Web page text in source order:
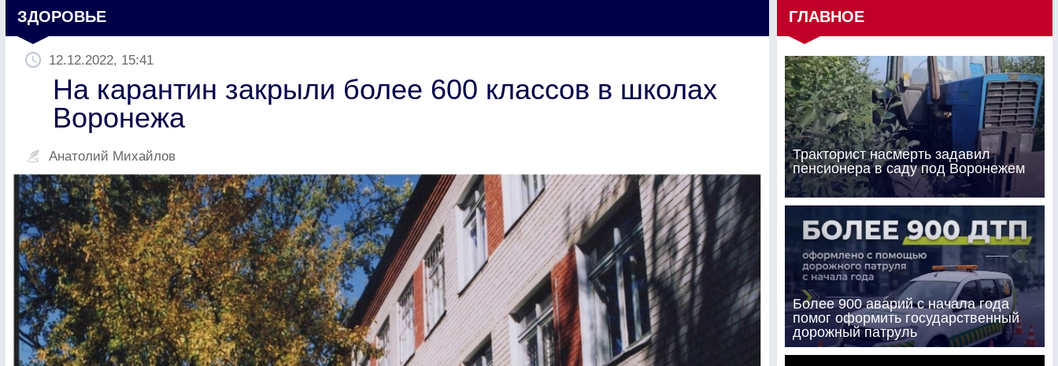
ЗДОРОВЬЕ
12.12.2022, 15:41
На карантин закрыли более 600 классов в школах
Воронежа
Анатолий Михайлов
ГЛАВНОЕ
Тракторист насмерть задавил
пенсионера в саду под Воронежем
Более 900 аварий с начала года
помог оформить государственный
дорожный патруль